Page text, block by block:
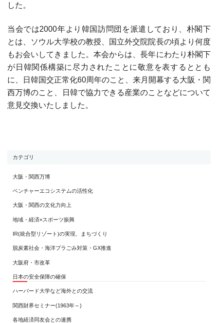
した。
当会では2000年より韓国訪問団を派遣しており、朴閣下
とは、ソウル大学校の教授、国立外交院院長の頃より何度
もお会いしてきました。本会からは、長年にわたり朴閣下
が日韓関係構築に尽力されたことに敬意を表するととも
に、日韓国交正常化60周年のこと、来月開幕する大阪・関
西万博のこと、日韓で協力できる産業のことなどについて
意見交換いたしました。
カテゴリ
大阪・関西万博
ベンチャーエコシステムの活性化
大阪・関西の文化力向上
地域・経済×スポーツ振興
IR(統合型リゾート)の実現、まちづくり
脱炭素社会・海洋プラごみ対策・GX推進
大阪府・市改革
日本の安全保障の確保
ハーバード大学など海外との交流
関西財界セミナー(1963年～)
各地経済同友会との連携